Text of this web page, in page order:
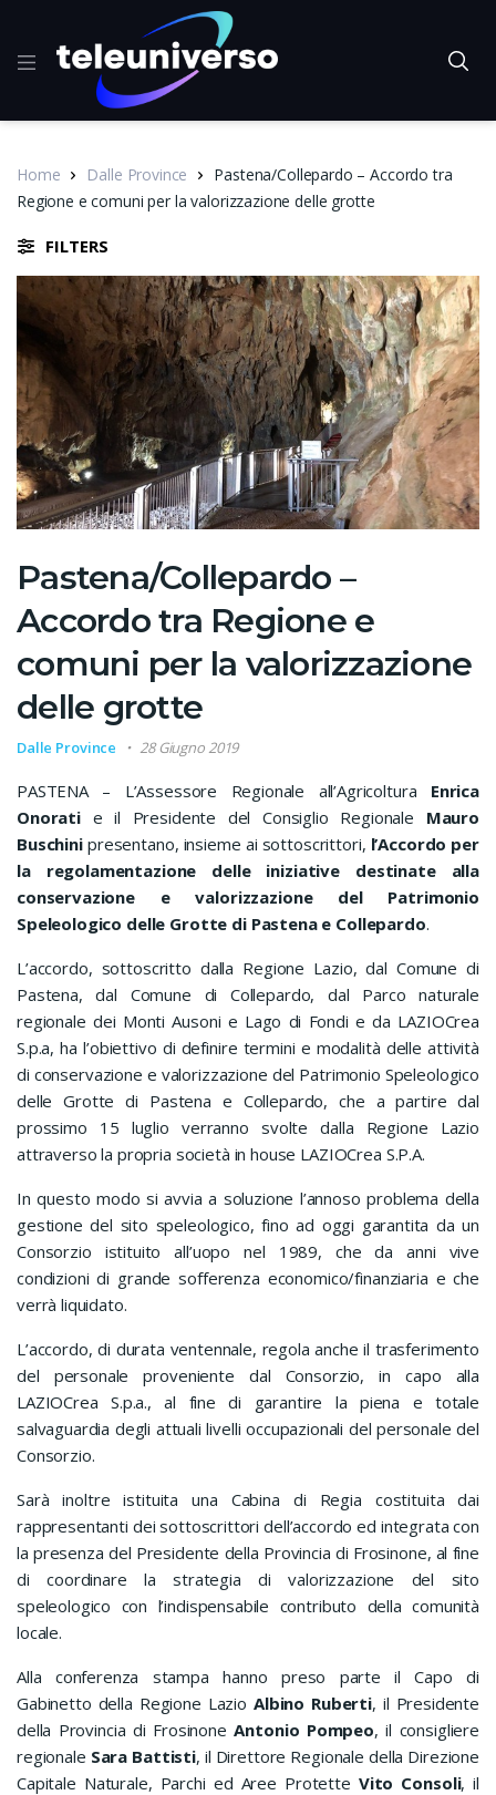
Home Dalle Province
Pastena/Collepardo – Accordo tra
Regione e comuni per la valorizzazione delle grotte
FILTERS
Pastena/Collepardo –
Accordo tra Regione e
comuni per la valorizzazione
delle grotte
Dalle Province 28 Giugno 2019
PASTENA – L’Assessore Regionale all’Agricoltura Enrica
Onoratie il Presidente del Consiglio Regionale Mauro
Buschinipresentano, insieme ai sottoscrittori, l’Accordo per
la regolamentazione delle iniziative destinate alla
conservazione e valorizzazione del Patrimonio
Speleologico delle Grotte di Pastena e Collepardo.
L’accordo, sottoscritto dalla Regione Lazio, dal Comune di
Pastena, dal Comune di Collepardo, dal Parco naturale
regionale dei Monti Ausoni e Lago di Fondi e da LAZIOCrea
S.p.a, ha l’obiettivo di definire termini e modalità delle attività
di conservazione e valorizzazione del Patrimonio Speleologico
delle Grotte di Pastena e Collepardo, che a partire dal
prossimo 15 luglio verranno svolte dalla Regione Lazio
attraverso la propria società in house LAZIOCrea S.P.A.
In questo modo si avvia a soluzione l’annoso problema della
gestione del sito speleologico, fino ad oggi garantita da un
Consorzio istituito all’uopo nel 1989, che da anni vive
condizioni di grande sofferenza economico/finanziaria e che
verrà liquidato.
L’accordo, di durata ventennale, regola anche il trasferimento
del personale proveniente dal Consorzio, in capo alla
LAZIOCrea S.p.a., al fine di garantire la piena e totale
salvaguardia degli attuali livelli occupazionali del personale del
Consorzio.
Sarà inoltre istituita una Cabina di Regia costituita dai
rappresentanti dei sottoscrittori dell’accordo ed integrata con
la presenza del Presidente della Provincia di Frosinone, al fine
di coordinare la strategia di valorizzazione del sito
speleologico con l’indispensabile contributo della comunità
locale.
Alla conferenza stampa hanno preso parte il Capo di
Gabinetto della Regione Lazio Albino Ruberti, il Presidente
della Provincia di FrosinoneAntonio Pompeo, il consigliere
regionale Sara Battisti, il Direttore Regionale della Direzione
Capitale Naturale, Parchi ed Aree Protette Vito Consoli, il